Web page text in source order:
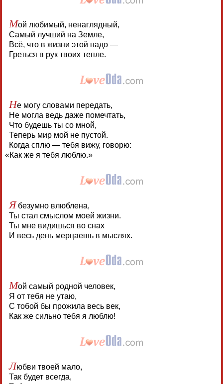
Мой любимый, ненаглядный,
Самый лучший на Земле,
Всё, что в жизни этой надо —
Греться в рук твоих тепле.
Не могу словами передать,
Не могла ведь даже помечтать,
Что будешь ты со мной,
Теперь мир мой не пустой.
Когда сплю — тебя вижу, говорю:
«Как же я тебя люблю.»
Ябезумно влюблена,
Ты стал смыслом моей жизни.
Ты мне видишься во снах
И весь день мерцаешь в мыслях.
Мой самый родной человек,
Я от тебя не утаю,
С тобой бы прожила весь век,
Как же сильно тебя я люблю!
Любви твоей мало,
Так будет всегда,